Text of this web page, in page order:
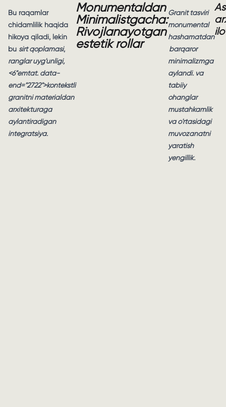
Bu raqamlar
chidamlilik haqida
hikoya qiladi, lekin
bu sirt qoplamasi,
ranglar uyg'unligi,
<6"emtat. data-
end="2722">kontekstli
granitni materialdan
arxitekturaga
aylantiradigan
integratsiya.
Monumentaldan
Minimalistgacha:
Rivojlanayotgan
estetik rollar
Granit tasviri
monumental
hashamatdan
barqaror
minimalizmga
aylandi. va
tabiiy
ohanglar
mustahkamlik
va o'rtasidagi
muvozanatni
yaratish
yengillik.